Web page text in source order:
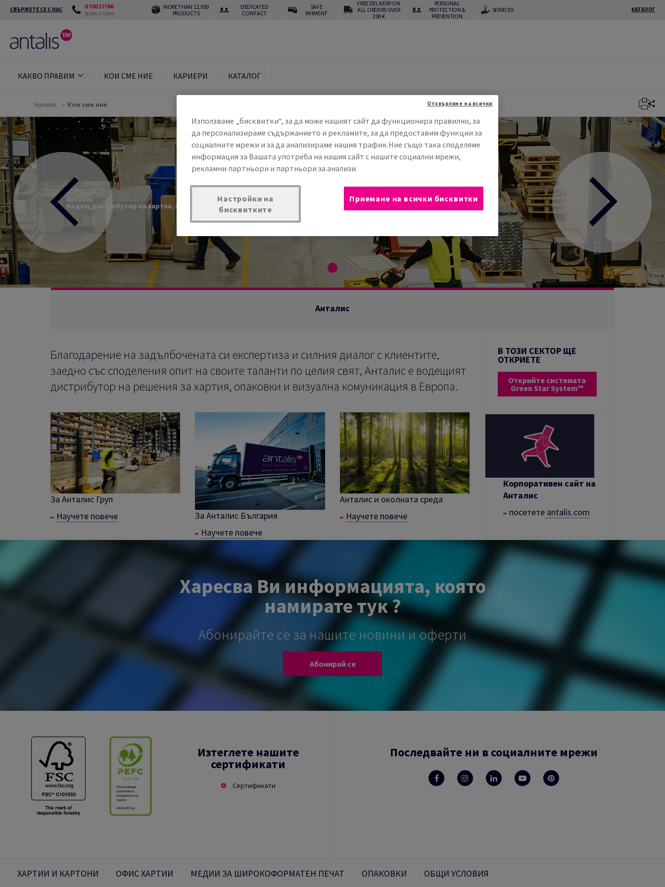
СВЪРЖЕТЕ СЕ С НАС 0 700 17766
(8:30h-17:30h)
MORE THAN 12,000
PRODUCTS
DEDICATED
CONTACT
SAFE
PAYMENT
FREE DELIVERY ON
ALL ORDERS OVER
200 €
PERSONAL
PROTECTION &
PREVENTION
SERVICES КАТАЛОГ
КАКВО ПРАВИМ КОИ СМЕ НИЕ КАРИЕРИ КАТАЛОГ
Начало Кои сме ние
Анталис
Водещ дистрибутор на хартии, материали за опаковане и медии за широкоформатен печат в Европа
Предишен Следващ
Анталис
Благодарение на задълбочената си експертиза и силния диалог с клиентите,
заедно със споделения опит на своите таланти по целия свят, Анталис е водещият
дистрибутор на решения за хартия, опаковки и визуална комуникация в Европа.
За Анталис Груп
Научете повече
За Анталис България
Научете повече
Анталис и околната среда
Научете повече
В ТОЗИ СЕКТОР ЩЕ
ОТКРИЕТЕ
Открийте системата
Green Star System™
Корпоративен сайт на
Анталис
посететеantalis.com
Харесва Ви информацията, която
намирате тук ?
Абонирайте се за нашите новини и оферти
Абонирай се
Изтеглете нашите
сертификати
Сертификати
Последвайте ни в социалните мрежи
ХАРТИИ И КАРТОНИ ОФИС ХАРТИИ МЕДИИ ЗА ШИРОКОФОРМАТЕН ПЕЧАТ ОПАКОВКИ
ОБЩИ УСЛОВИЯ
Използваме „бисквитки“, за да може нашият сайт да функционира правилно, за
да персонализираме съдържанието и рекламите, за да предоставим функции за
социалните мрежи и за да анализираме нашия трафик.Ние също така споделяме
информация за Вашата употреба на нашия сайт с нашите социални мрежи,
рекламни партньори и партньори за анализи.
Настройки на
бисквитките
Отхвърляне на всички
Приемане на всички бисквитки